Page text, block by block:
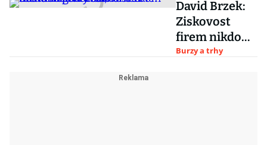
David Brzek:
Ziskovost
firem nikdo
moc neřeší,
Burzy a trhy